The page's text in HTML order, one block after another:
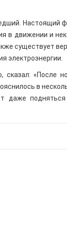
Настоящий
в движении и
существует
электроэнергии.
сказал:
в
даже